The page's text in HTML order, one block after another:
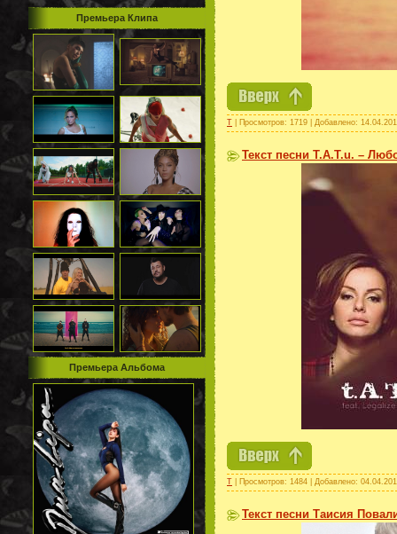
Премьера Клипа
Премьера Альбома
Т | Просмотров: 1719 | Добавлено:
Текст песни T.A.T.u. –
T | Просмотров: 1484 | Добавлено:
Текст песни Таисия